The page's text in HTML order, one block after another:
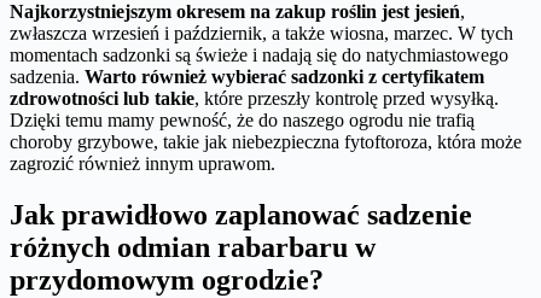
Najkorzystniejszym okresem na zakup roślin jest jesień,
zwłaszcza wrzesień i październik, a także wiosna, marzec. W tych
momentach sadzonki są świeże i nadają się do natychmiastowego
sadzenia. Warto również wybierać sadzonki z certyfikatem
zdrowotności lub takie, które przeszły kontrolę przed wysyłką.
Dzięki temu mamy pewność, że do naszego ogrodu nie trafią
choroby grzybowe, takie jak niebezpieczna fytoftoroza, która może
zagrozić również innym uprawom.
Jak prawidłowo zaplanować sadzenie
różnych odmian rabarbaru w
przydomowym ogrodzie?